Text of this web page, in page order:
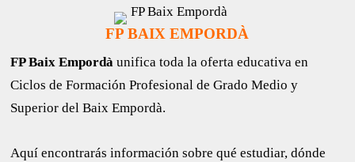
FP BAIX EMPORDÀ
FP Baix Empordàunifica toda la oferta educativa en
Ciclos de Formación Profesional de Grado Medio y
Superior del Baix Empordà.
Aquí encontrarás información sobre qué estudiar, dónde